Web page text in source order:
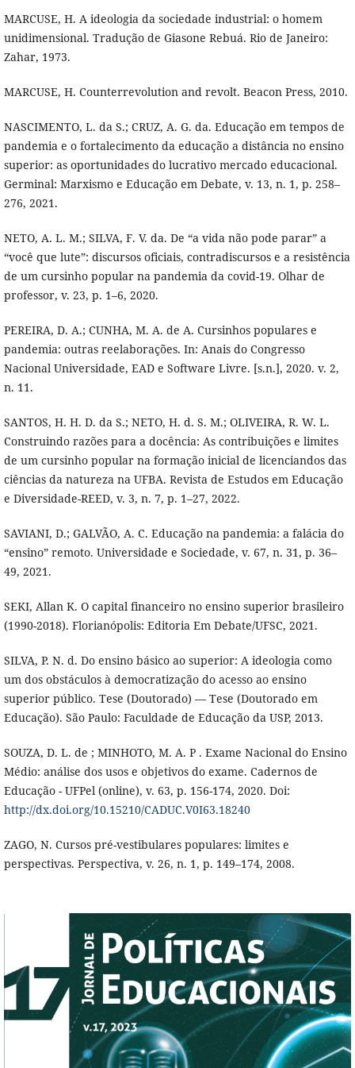
MARCUSE, H. A ideologia da sociedade industrial: o homem
unidimensional. Tradução de Giasone Rebuá. Rio de Janeiro:
Zahar, 1973.
MARCUSE, H. Counterrevolution and revolt. Beacon Press, 2010.
NASCIMENTO, L. da S.; CRUZ, A. G. da. Educação em tempos de
pandemia e o fortalecimento da educação a distância no ensino
superior: as oportunidades do lucrativo mercado educacional.
Germinal: Marxismo e Educação em Debate, v. 13, n. 1, p. 258–
276, 2021.
NETO, A. L. M.; SILVA, F. V. da. De “a vida não pode parar” a
“você que lute”: discursos oficiais, contradiscursos e a resistência
de um cursinho popular na pandemia da covid-19. Olhar de
professor, v. 23, p. 1–6, 2020.
PEREIRA, D. A.; CUNHA, M. A. de A. Cursinhos populares e
pandemia: outras reelaborações. In: Anais do Congresso
Nacional Universidade, EAD e Software Livre. [s.n.], 2020. v. 2,
n. 11.
SANTOS, H. H. D. da S.; NETO, H. d. S. M.; OLIVEIRA, R. W. L.
Construindo razões para a docência: As contribuições e limites
de um cursinho popular na formação inicial de licenciandos das
ciências da natureza na UFBA. Revista de Estudos em Educação
e Diversidade-REED, v. 3, n. 7, p. 1–27, 2022.
SAVIANI, D.; GALVÃO, A. C. Educação na pandemia: a falácia do
“ensino” remoto. Universidade e Sociedade, v. 67, n. 31, p. 36–
49, 2021.
SEKI, Allan K. O capital financeiro no ensino superior brasileiro
(1990-2018). Florianópolis: Editoria Em Debate/UFSC, 2021.
SILVA, P. N. d. Do ensino básico ao superior: A ideologia como
um dos obstáculos à democratização do acesso ao ensino
superior público. Tese (Doutorado) — Tese (Doutorado em
Educação). São Paulo: Faculdade de Educação da USP, 2013.
SOUZA, D. L. de ; MINHOTO, M. A. P . Exame Nacional do Ensino
Médio: análise dos usos e objetivos do exame. Cadernos de
Educação - UFPel (online), v. 63, p. 156-174, 2020. Doi:
http://dx.doi.org/10.15210/CADUC.V0I63.18240
ZAGO, N. Cursos pré-vestibulares populares: limites e
perspectivas. Perspectiva, v. 26, n. 1, p. 149–174, 2008.